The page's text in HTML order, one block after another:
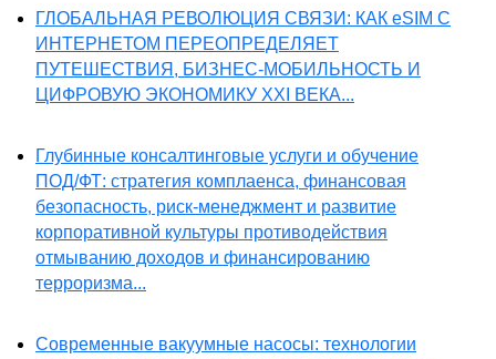
ГЛОБАЛЬНАЯ РЕВОЛЮЦИЯ СВЯЗИ: КАК eSIM С
ИНТЕРНЕТОМ ПЕРЕОПРЕДЕЛЯЕТ
ПУТЕШЕСТВИЯ, БИЗНЕС-МОБИЛЬНОСТЬ И
ЦИФРОВУЮ ЭКОНОМИКУ XXI ВЕКА...
Глубинные консалтинговые услуги и обучение
ПОД/ФТ: стратегия комплаенса, финансовая
безопасность, риск-менеджмент и развитие
корпоративной культуры противодействия
отмыванию доходов и финансированию
терроризма...
Современные вакуумные насосы: технологии